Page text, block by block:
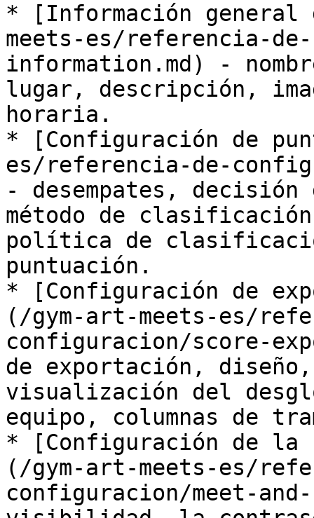
* [Información
meets-es/referencia-
information.md) -
lugar, descripción,
horaria.
* [Configuración de
es/referencia-de-
- desempates,
método de
política de
puntuación.
* [Configuración de
(/gym-art-meets-es/
configuracion/score-
de exportación,
visualización del
equipo, columnas de
* [Configuración de
(/gym-art-meets-es/
configuracion/meet-